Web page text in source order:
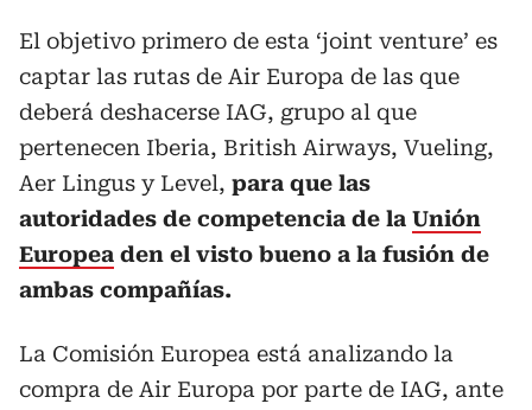
El objetivo primero de esta ‘joint venture’ es
captar las rutas de Air Europa de las que
deberá deshacerse IAG, grupo al que
pertenecen Iberia, British Airways, Vueling,
Aer Lingus y Level, para que las
autoridades de competencia de la Unión
Europea den el visto bueno a la fusión de
ambas compañías.
La Comisión Europea está analizando la
compra de Air Europa por parte de IAG, ante